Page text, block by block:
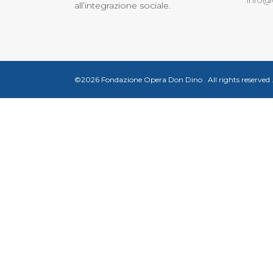
all’integrazione sociale.
©2026 Fondazione Opera Don Dino . All rights reserved .